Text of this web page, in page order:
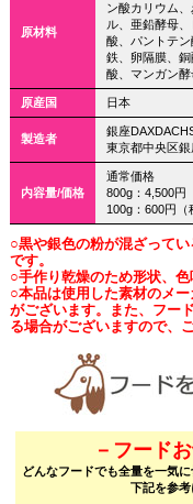
原材料
ン酸カリウム
ル、亜鉛酵母
酸、パントテ
鉄、卵隔膜、
酸、マンガン
原産国 日本
製造者
銀座
東京都中央区
内容量/価格
通常価格
800g：4,500円
100g：600円（
○黒や銀色の粉が混ざって
です。
○手作り乾燥のため形状、
○本品は使用した素材のメ
がございます。また、フー
る場合がございますので、
－フード
どんなフードでも全量を一気
下記を参考